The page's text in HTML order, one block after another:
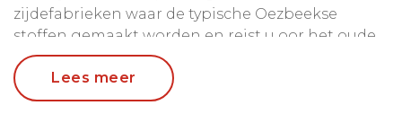
zijdefabrieken waar de typische Oezbeekse
stoffen gemaakt worden en reist u oor het oude
khanaat van Kokand.
We bieden hier ookleuke excursies
Lees meer